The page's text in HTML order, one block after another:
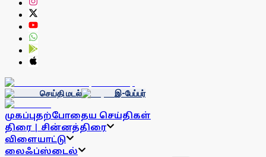
செய்தி மடல் இ-பேப்பர்
முகப்புதற்போதைய செய்திகள்
திரை | சின்னத்திரை
விளையாட்டு
லைஃப்ஸ்டைல்